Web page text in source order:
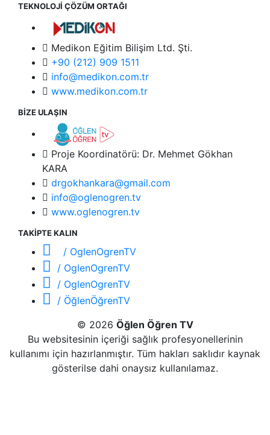
TEKNOLOJİ ÇÖZÜM ORTAĞI
Medikon Eğitim Bilişim Ltd. Şti.
+90 (212) 909 1511
info@medikon.com.tr
www.medikon.com.tr
BİZE ULAŞIN
Proje Koordinatörü: Dr. Mehmet Gökhan
KARA
drgokhankara@gmail.com
info@oglenogren.tv
www.oglenogren.tv
TAKİPTE KALIN
/ OglenOgrenTV
/ OglenOgrenTV
/ OglenOgrenTV
/ ÖğlenÖğrenTV
© 2026 Öğlen Öğren TV
Bu websitesinin içeriği sağlık profesyonellerinin
kullanımı için hazırlanmıştır. Tüm hakları saklıdır kaynak
gösterilse dahi onaysız kullanılamaz.